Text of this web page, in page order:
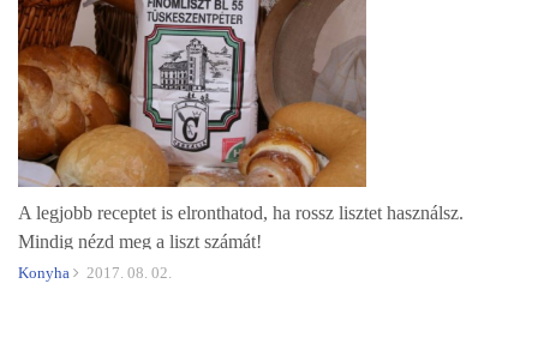
A legjobb receptet is elronthatod, ha rossz lisztet használsz.
Mindig nézd meg a liszt számát!
Konyha 2017. 08. 02.